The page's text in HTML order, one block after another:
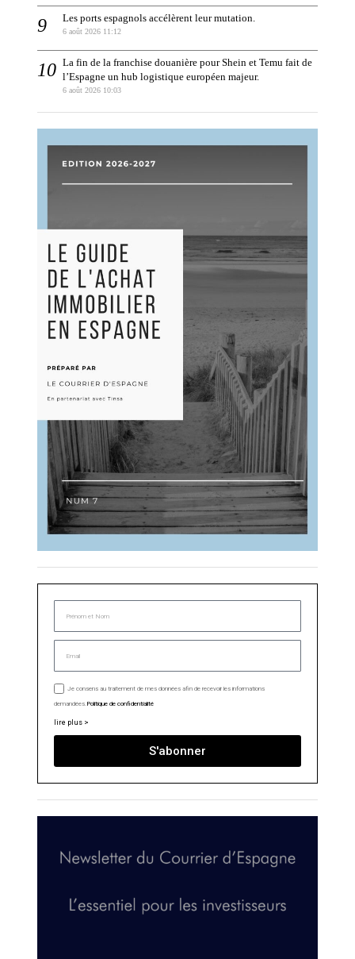
Les ports espagnols accélèrent leur mutation.
6 août 2026 11:12
La fin de la franchise douanière pour Shein et Temu fait de
l’Espagne un hub logistique européen majeur.
6 août 2026 10:03
Je consens au traitement de mes données afin de recevoir les informations
demandées.Politique de confidentialité
lire plus >
S'abonner